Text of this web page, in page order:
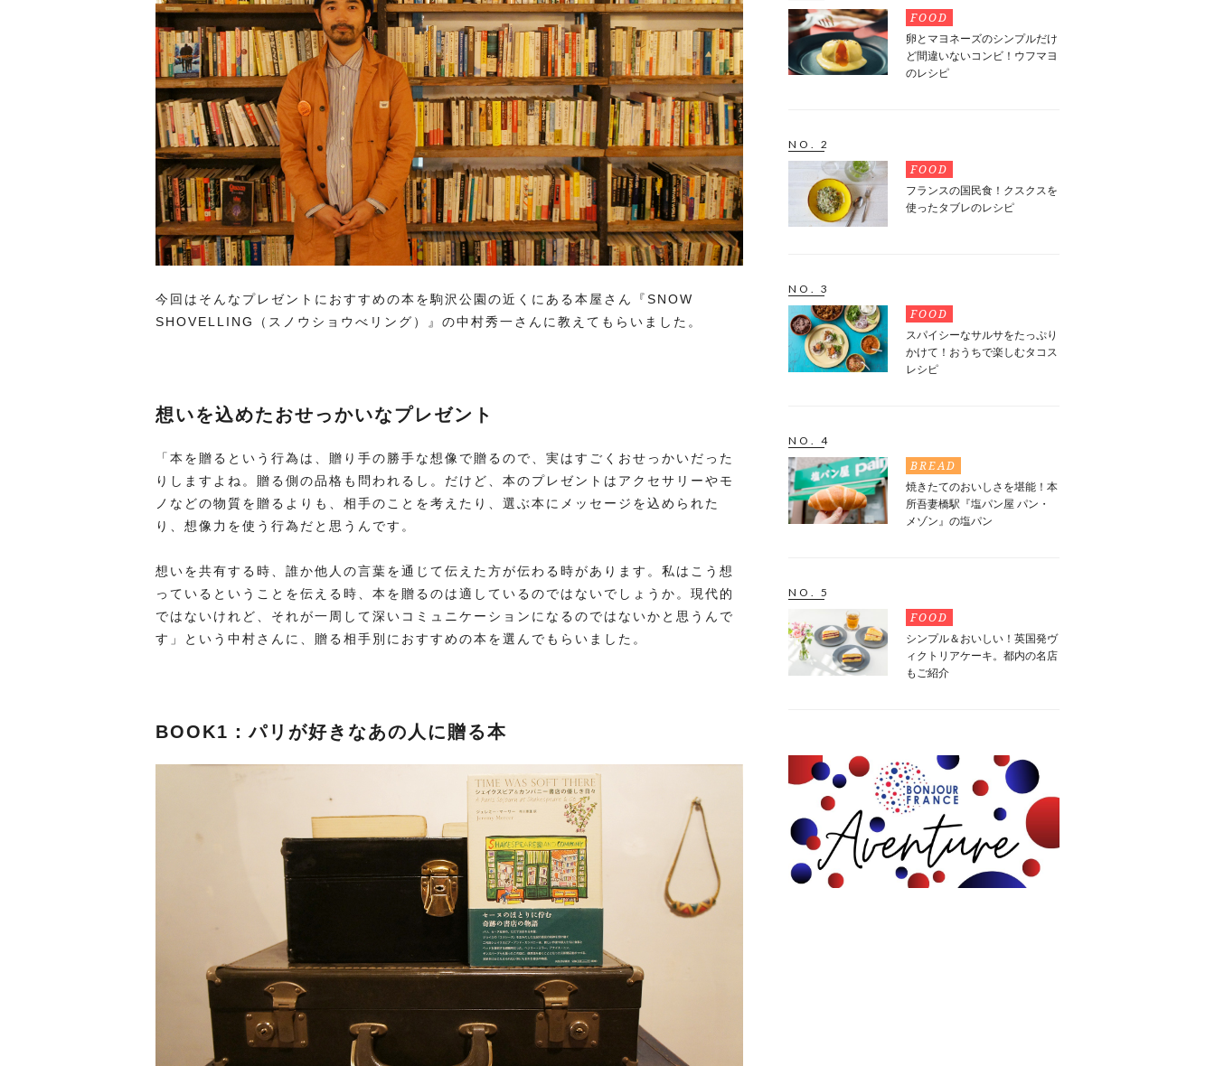
今回はそんなプレゼントにおすすめの本を駒沢公園の近くにある本屋さん『SNOW
SHOVELLING（スノウショウべリング）』の中村秀一さんに教えてもらいました。
想いを込めたおせっかいなプレゼント
「本を贈るという行為は、贈り手の勝手な想像で贈るので、実はすごくおせっかいだった
りしますよね。贈る側の品格も問われるし。だけど、本のプレゼントはアクセサリーやモ
ノなどの物質を贈るよりも、相手のことを考えたり、選ぶ本にメッセージを込められた
り、想像力を使う行為だと思うんです。
想いを共有する時、誰か他人の言葉を通じて伝えた方が伝わる時があります。私はこう想
っているということを伝える時、本を贈るのは適しているのではないでしょうか。現代的
ではないけれど、それが一周して深いコミュニケーションになるのではないかと思うんで
す」という中村さんに、贈る相手別におすすめの本を選んでもらいました。
BOOK1：パリが好きなあの人に贈る本
FOOD
卵とマヨネーズのシンプルだけ
ど間違いないコンビ！ウフマヨ
のレシピ
NO. 2
FOOD
フランスの国民食！クスクスを
使ったタブレのレシピ
NO. 3
FOOD
スパイシーなサルサをたっぷり
かけて！おうちで楽しむタコス
レシピ
NO. 4
BREAD
焼きたてのおいしさを堪能！本
所吾妻橋駅『塩パン屋 パン・
メゾン』の塩パン
NO. 5
FOOD
シンプル＆おいしい！英国発ヴ
ィクトリアケーキ。都内の名店
もご紹介